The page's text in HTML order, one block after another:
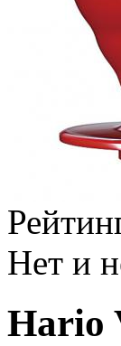
Нет и
Hario